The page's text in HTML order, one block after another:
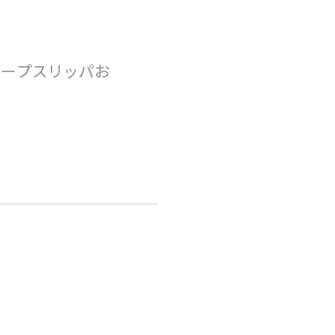
プスリッパお